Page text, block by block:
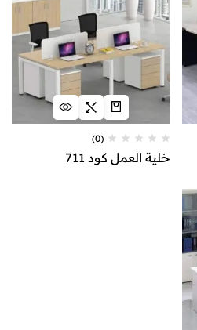
(0)
خلية العمل كود 711